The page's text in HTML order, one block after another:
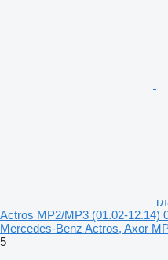
Actros MP2/MP3 (01.02-12.14)
Mercedes-Benz Actros, Axor
5